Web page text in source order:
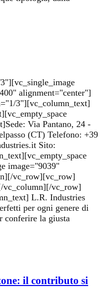
alignment="center"]
3"][vc_column_text]
Via Pantano, 24 -
(CT) Telefono: +39
Sito:
image="9039"
vc_row][vc_row]
vc_column][/vc_row]
L.R. Industries
per ogni genere di
conferire la giusta
il contributo si